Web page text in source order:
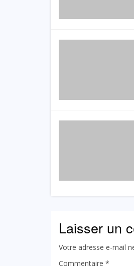
Laisser un
Votre adresse e-mail
Commentaire *